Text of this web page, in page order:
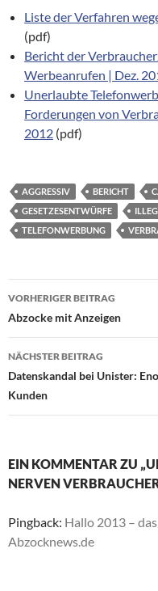
Liste der Verfahren
(pdf)
Bericht der
Werbeanrufen | Dez.
Unerlaubte
Forderungen von
2012 (pdf)
AGGRESSIV BERICHT
GESETZESENTWÜRFE
TELEFONWERBUNG
VORHERIGER BEITRAG
Abzocke mit Anzeigen
NÄCHSTER BEITRAG
Datenskandal bei Unister:
Kunden
EIN KOMMENTAR ZU
NERVEN
Pingback: Hallo 2013 –
Abzocknews.de